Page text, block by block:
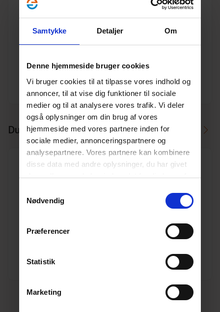
Samtykke Detaljer Om
Denne hjemmeside bruger cookies
Vi bruger cookies til at tilpasse vores indhold og
annoncer, til at vise dig funktioner til sociale
medier og til at analysere vores trafik. Vi deler
også oplysninger om din brug af vores
hjemmeside med vores partnere inden for
sociale medier, annonceringspartnere og
analysepartnere. Vores partnere kan kombinere
disse data med andre oplysninger, du har givet
dem, eller som de har indsamlet fra din brug af
Nødvendig
Præferencer
Statistik
Marketing
Varenummer10198180
Vægt 7.453
Enhed STK.
Dimension 400
Du skal måske også bruge
400 mm PP korrugeret dobb.muffe